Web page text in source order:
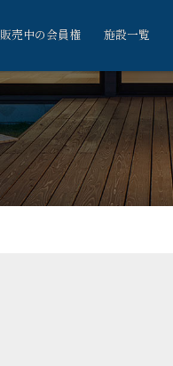
販売中の会員権 施設一覧